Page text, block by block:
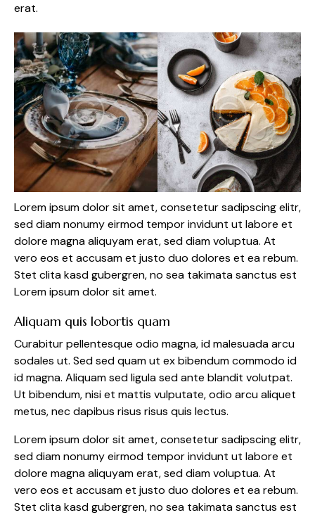
erat.
Lorem ipsum dolor sit amet, consetetur sadipscing elitr,
sed diam nonumy eirmod tempor invidunt ut labore et
dolore magna aliquyam erat, sed diam voluptua. At
vero eos et accusam et justo duo dolores et ea rebum.
Stet clita kasd gubergren, no sea takimata sanctus est
Lorem ipsum dolor sit amet.
Aliquam quis lobortis quam
Curabitur pellentesque odio magna, id malesuada arcu
sodales ut. Sed sed quam ut ex bibendum commodo id
id magna. Aliquam sed ligula sed ante blandit volutpat.
Ut bibendum, nisi et mattis vulputate, odio arcu aliquet
metus, nec dapibus risus risus quis lectus.
Lorem ipsum dolor sit amet, consetetur sadipscing elitr,
sed diam nonumy eirmod tempor invidunt ut labore et
dolore magna aliquyam erat, sed diam voluptua. At
vero eos et accusam et justo duo dolores et ea rebum.
Stet clita kasd gubergren, no sea takimata sanctus est